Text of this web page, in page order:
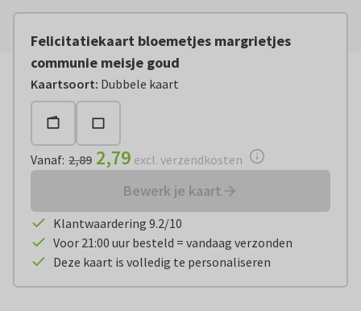
Felicitatiekaart bloemetjes margrietjes
communie meisje goud
Kaartsoort: Dubbele kaart
Vanaf:€ 2,79 excl. verzendkosten
Vanaf: 2,89 2,79 excl. verzendkosten
Bewerk je kaart
Klantwaardering 9.2/10
Voor 21:00 uur besteld = vandaag verzonden
Deze kaart is volledig te personaliseren